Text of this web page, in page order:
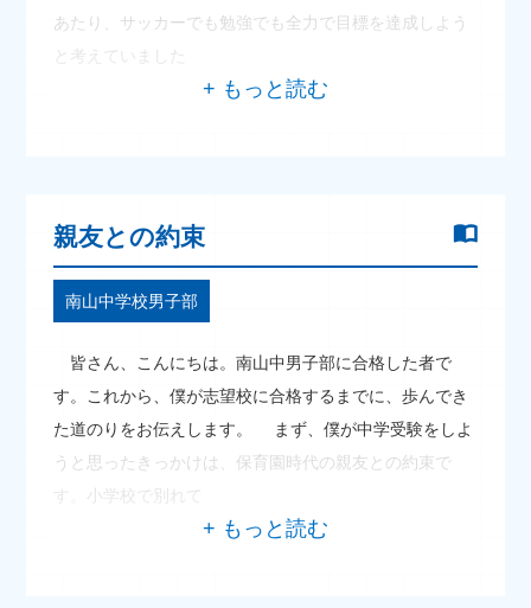
あたり、サッカーでも勉強でも全力で目標を達成しよう
と考えていました
親友との約束
南山中学校男子部
皆さん、こんにちは。南山中男子部に合格した者で
す。これから、僕が志望校に合格するまでに、歩んでき
た道のりをお伝えします。 まず、僕が中学受験をしよ
うと思ったきっかけは、保育園時代の親友との約束で
す。小学校で別れて